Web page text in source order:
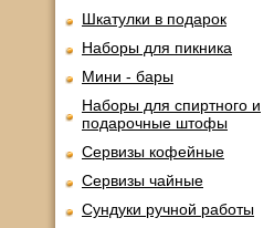
Шкатулки в подарок
Наборы для пикника
Мини - бары
Наборы для спиртного и
подарочные штофы
Сервизы кофейные
Сервизы чайные
Сундуки ручной работы